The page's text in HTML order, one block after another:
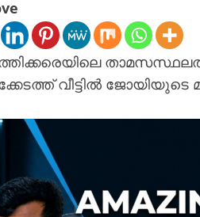
വീട്ടിൽ ജോയിയുടെ